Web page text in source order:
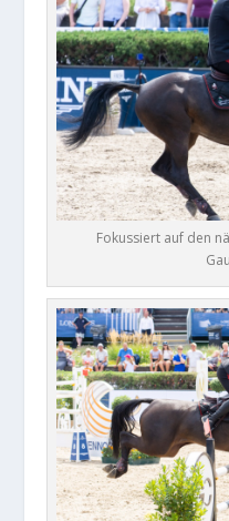
Fokussiert auf den